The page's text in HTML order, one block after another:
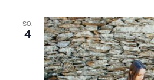
SO.
4